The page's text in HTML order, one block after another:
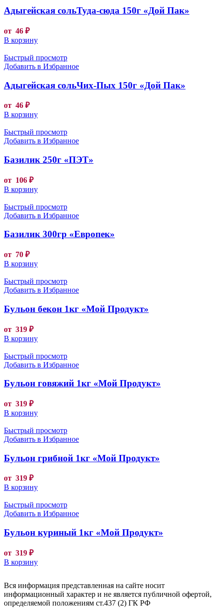
Адыгейская сольТуда-сюда 150г «Дой Пак»
от 46 ₽
В корзину
Быстрый просмотр
Добавить в Избранное
Адыгейская сольЧих-Пых 150г «Дой Пак»
от 46 ₽
В корзину
Быстрый просмотр
Добавить в Избранное
Базилик 250г «ПЭТ»
от 106 ₽
В корзину
Быстрый просмотр
Добавить в Избранное
Базилик 300гр «Европек»
от 70 ₽
В корзину
Быстрый просмотр
Добавить в Избранное
Бульон бекон 1кг «Мой Продукт»
от 319 ₽
В корзину
Быстрый просмотр
Добавить в Избранное
Бульон говяжий 1кг «Мой Продукт»
от 319 ₽
В корзину
Быстрый просмотр
Добавить в Избранное
Бульон грибной 1кг «Мой Продукт»
от 319 ₽
В корзину
Быстрый просмотр
Добавить в Избранное
Бульон куриный 1кг «Мой Продукт»
от 319 ₽
В корзину
Вся информация представленная на сайте носит
информационный характер и не является публичной офертой,
определяемой положениям ст.437 (2) ГК РФ